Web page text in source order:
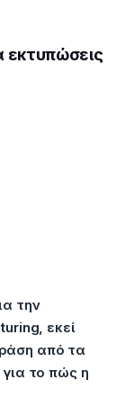
εκτυπώσεις
την
εκεί
από τα
το πώς η